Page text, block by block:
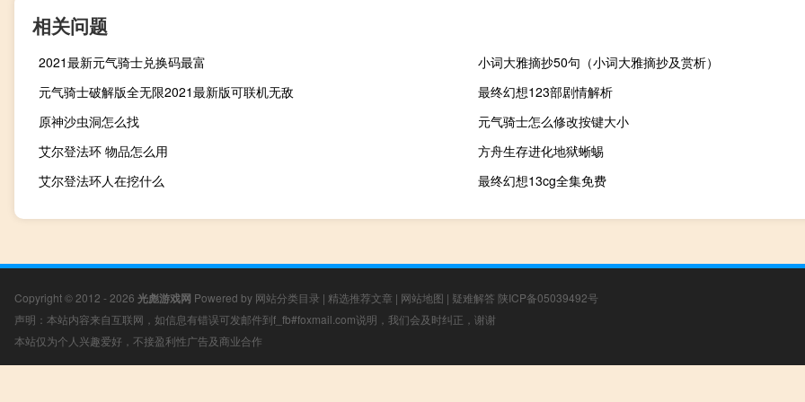
相关问题
2021最新元气骑士兑换码最富
小词大雅摘抄50句（小词大雅摘抄及赏析）
元气骑士破解版全无限2021最新版可联机无敌
最终幻想123部剧情解析
原神沙虫洞怎么找
元气骑士怎么修改按键大小
艾尔登法环 物品怎么用
方舟生存进化地狱蜥蜴
艾尔登法环人在挖什么
最终幻想13cg全集免费
Copyright © 2012 - 2026 光彪游戏网 Powered by 网站分类目录 | 精选推荐文章 | 网站地图 | 疑难解答 陕ICP备05039492号
声明：本站内容来自互联网，如信息有错误可发邮件到f_fb#foxmail.com说明，我们会及时纠正，谢谢
本站仅为个人兴趣爱好，不接盈利性广告及商业合作